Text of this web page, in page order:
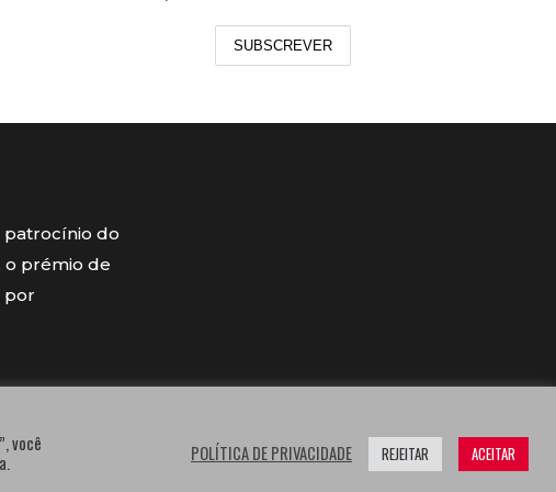
SUBSCREVER
patrocínio do
o prémio de
por
você
POLÍTICA DE PRIVACIDADE REJEITAR ACEITAR